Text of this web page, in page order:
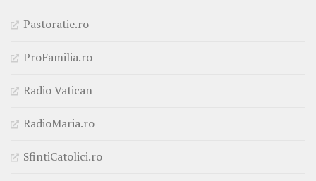
Pastoratie.ro
ProFamilia.ro
Radio Vatican
RadioMaria.ro
SfintiCatolici.ro